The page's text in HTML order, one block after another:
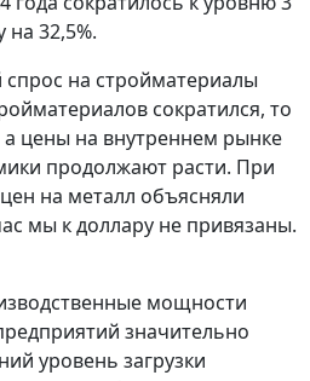
на 32,5%.
на стройматериалы
сократился, то
цены на внутреннем рынке
продолжают расти. При
на металл объясняли
мы к доллару не привязаны.
мощности
значительно
уровень загрузки